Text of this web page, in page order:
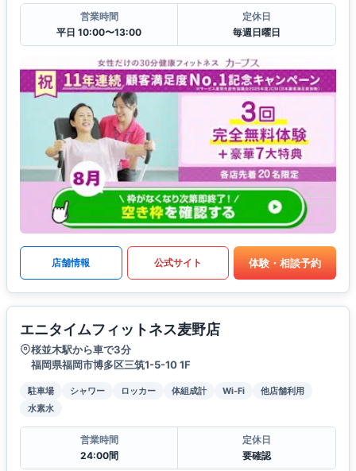
営業時間
平日 10:00〜13:00
定休日
毎週日曜日
店舗情報 公式サイト 体験・相談予約
エニタイムフィットネス麦野店
桜並木駅から車で3分
福岡県福岡市博多区三筑1-5-10 1F
駐車場 シャワー ロッカー 体組成計 Wi-Fi
他店舗利用
水素水
営業時間
24:00間
定休日
要確認